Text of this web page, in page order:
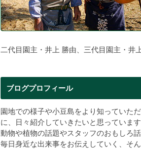
二代目園主・井上 勝由、三代目園主・井
ブログプロフィール
園地での様子や小豆島をより知っていた
に、日々紹介していきたいと思っています
動物や植物の話題やスタッフのおもしろ話
毎日身近な出来事をお伝えしていく、そ